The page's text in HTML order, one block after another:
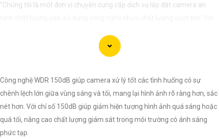
"Chúng tôi là một đơn vị chuyên cung cấp dịch vụ lắp đặt camera an
khách hàng sự an tâm và yên tâm về an ninh tại mọi không gian. Hệ
thống camera nhựa của chúng An Thành Phát Không chỉ mang lại hình
hiệu quả. Đến với chúng tôi, quý khách sẽ được tư vấn kỹ lưỡng và lựa
chọn giải pháp an ninh tốt nhất cho gia đình, cửa hàng hoặc doanh
nghiệp của mình. Hãy để chúng tôi giúp bạn bảo vệ mọi khoảnh khắc
quan trọng."
Công nghệ WDR 150dB giúp camera xử lý tốt các tình huống có sự
chênh lệch lớn giữa vùng sáng và tối, mang lại hình ảnh rõ ràng hơn, sắc
nét hơn. Với chỉ số 150dB giúp giảm hiện tượng hình ảnh quá sáng hoặc
quá tối, nâng cao chất lượng giám sát trong môi trường có ánh sáng
phức tạp.